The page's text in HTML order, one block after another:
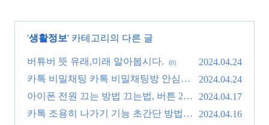
'생활정보' 카테고리의 다른 글
버튜버 뜻 유래,미래 알아봅시다. (0)
2024.04.24
카톡 비밀채팅 카톡 비밀채팅방 안심하
고 만드는 방법.
(0)
2024.04.24
아이폰 전원 끄는 방법 끄는법, 버튼 2개
면 끝!
(1)
2024.04.17
카톡 조용히 나가기 기능 초간단 방법!
2024.04.16